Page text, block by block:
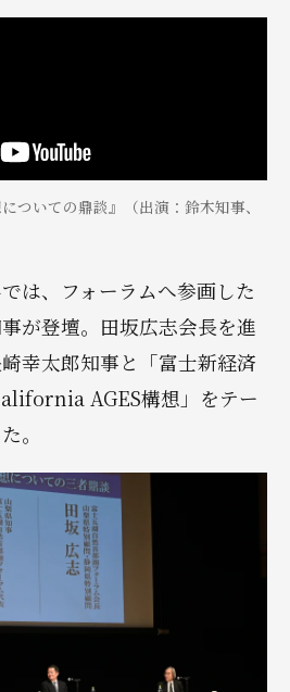
ついての鼎談』（出演：鈴木知事、
は、フォーラムへ参画した
が登壇。田坂広志会長を進
幸太郎知事と「富士新経済
AGES構想」をテー
。